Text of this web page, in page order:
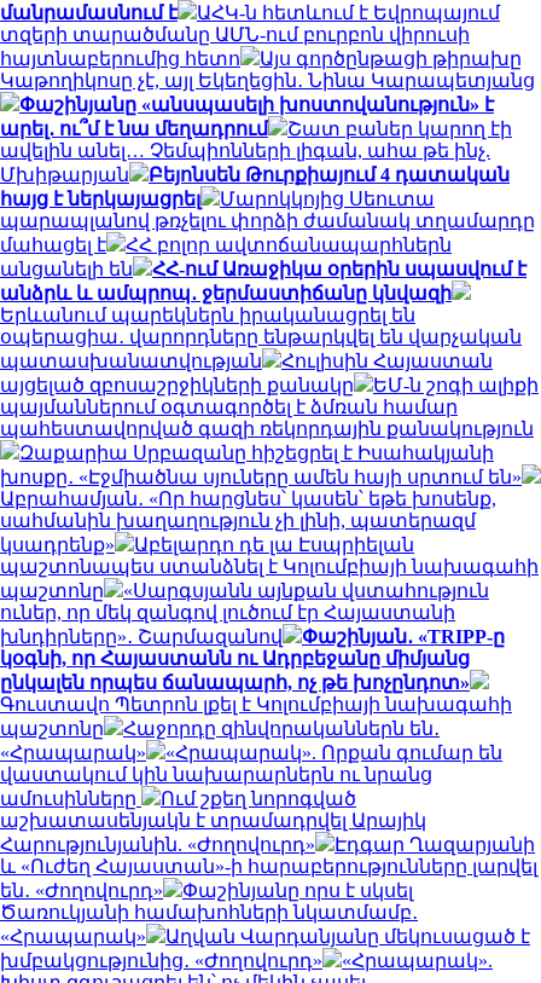
մանրամասնում է
ԱՀԿ-ն հետևում է Եվրոպայում
տզերի տարածմանը ԱՄՆ-ում բուրբոն վիրուսի
հայտնաբերումից հետո
Այս գործընթացի թիրախը
Կաթողիկոսը չէ, այլ Եկեղեցին․ Նինա Կարապետյանց
Փաշինյանը «անսպասելի խոստովանություն» է
արել․ ու՞մ է նա մեղադրում
Շատ բաներ կարող էի
ավելին անել… Չեմպիոնների լիգան, ահա թե ինչ.
Մխիթարյան
Բեյոնսեն Թուրքիայում 4 դատական
հայց է ներկայացրել
Մարոկկոյից Սեուտա
պարապլանով թռչելու փորձի ժամանակ տղամարդը
մահացել է
ՀՀ բոլոր ավտոճանապարհներն
անցանելի են
ՀՀ-ում Առաջիկա օրերին սպասվում է
անձրև և ամպրոպ․ ջերմաստիճանը կնվազի
Երևանում պարեկներն իրականացրել են
օպերացիա․ վարորդները ենթարկվել են վարչական
պատասխանատվության
Հուլիսին Հայաստան
այցելած զբոսաշրջիկների քանակը
ԵՄ-ն շոգի ալիքի
պայմաններում օգտագործել է ձմռան համար
պահեստավորված գազի ռեկորդային քանակություն
Զաքարիա Սրբազանը հիշեցրել է Իսահակյանի
խոսքը․ «Էջմիածնա սյուները ամեն հայի սրտում են»
Աբրահամյան․ «Որ հարցնես՝ կասեն՝ եթե խոսենք,
սահմանին խաղաղություն չի լինի, պատերազմ
կսադրենք»
Աբելարդո դե լա Էսպրիելան
պաշտոնապես ստանձնել է Կոլումբիայի նախագահի
պաշտոնը
«Սարգսյանն այնքան վստահություն
ուներ, որ մեկ զանգով լուծում էր Հայաստանի
խնդիրները»․ Շարմազանով
Փաշինյան․ «TRIPP-ը
կօգնի, որ Հայաստանն ու Ադրբեջանը միմյանց
ընկալեն որպես ճանապարհ, ոչ թե խոչընդոտ»
Գուստավո Պետրոն լքել է Կոլումբիայի նախագահի
պաշտոնը
Հաջորդը զինվորականներն են․
«Հրապարակ»
«Հրապարակ». Որքան գումար են
վաստակում կին նախարարներն ու նրանց
ամուսինները
Ում շքեղ նորոգված
աշխատասենյակն է տրամադրվել Արայիկ
Հարությունյանին. «Ժողովուրդ»
Էդգար Ղազարյանի
և «Ուժեղ Հայաստան»-ի հարաբերությունները լարվել
են․ «Ժողովուրդ»
Փաշինյանը որս է սկսել
Ծառուկյանի համախոհների նկատմամբ․
«Հրապարակ»
Աղվան Վարդանյանը մեկուսացած է
խմբակցությունից․ «Ժողովուրդ»
«Հրապարակ».